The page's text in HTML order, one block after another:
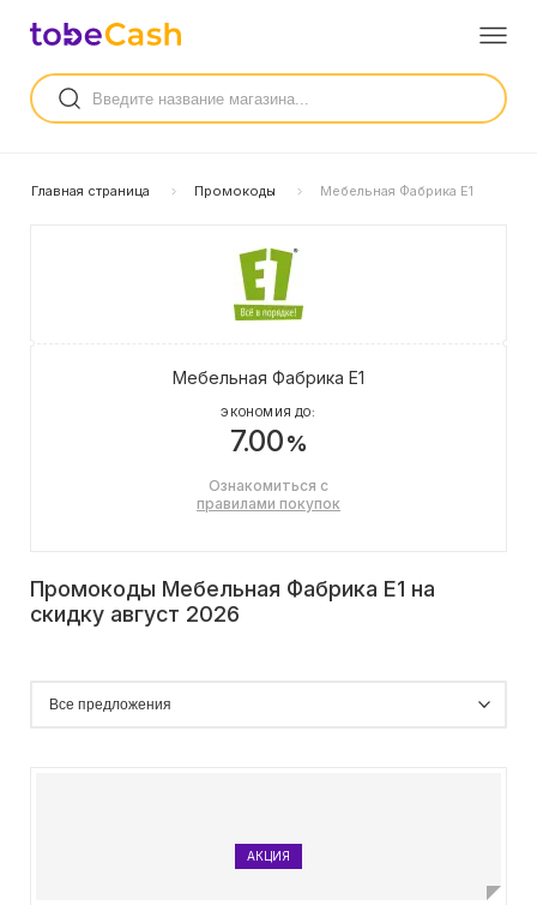
Главная страница Промокоды Мебельная Фабрика Е1
Мебельная Фабрика Е1
ЭКОНОМИЯ ДО:
7.00%
Ознакомиться с
правилами покупок
Промокоды Мебельная Фабрика Е1 на
скидку август 2026
АКЦИЯ